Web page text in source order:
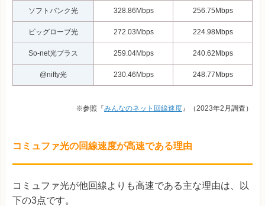
ソフトバンク光 328.86Mbps 256.75Mbps
ビッグローブ光 272.03Mbps 224.98Mbps
So-net光プラス 259.04Mbps 240.62Mbps
@nifty光 230.46Mbps 248.77Mbps
※参照『みんなのネット回線速度』（2023年2月調査）
コミュファ光の回線速度が高速である理由
コミュファ光が他回線よりも高速である主な理由は、以
下の3点です。